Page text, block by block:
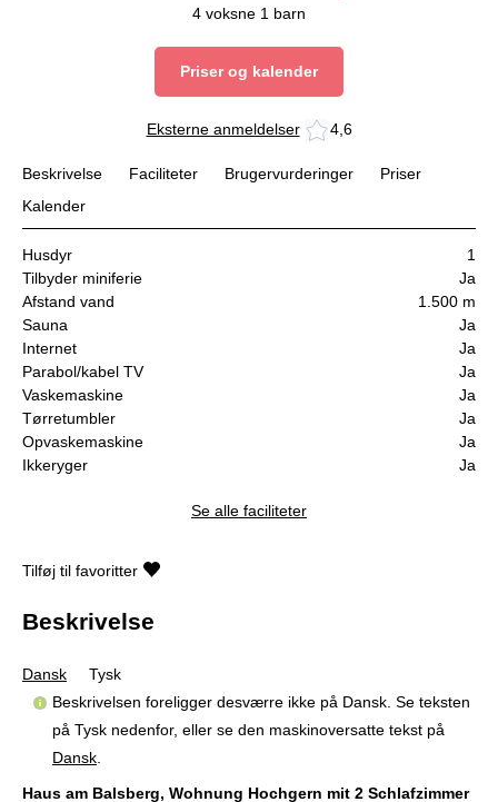
4 voksne 1 barn
Priser og kalender
Eksterne anmeldelser 4,6
Beskrivelse Faciliteter Brugervurderinger
Priser
Kalender
Husdyr
1
Tilbyder miniferie
Ja
Afstand vand
1.500 m
Sauna
Ja
Internet
Ja
Parabol/kabel TV
Ja
Vaskemaskine
Ja
Tørretumbler
Ja
Opvaskemaskine
Ja
Ikkeryger
Ja
Se alle faciliteter
Tilføj til favoritter
Beskrivelse
Dansk
Tysk
Beskrivelsen foreligger desværre ikke på Dansk. Se teksten
på Tysk nedenfor, eller se den maskinoversatte tekst på
Dansk
Haus am Balsberg, Wohnung Hochgern mit 2 Schlafzimmer